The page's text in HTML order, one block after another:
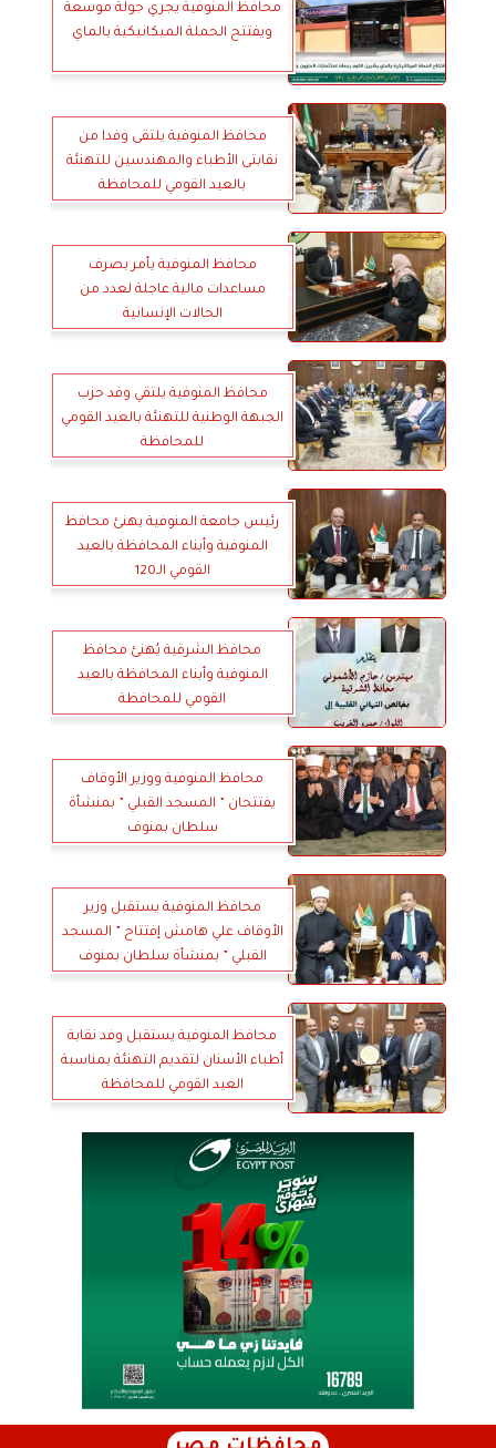
محافظ المنوفية يجري جولة موسعة
ويفتتح الحملة الميكانيكية بالماي
محافظ المنوفية يلتقى وفدا من
نقابتى الأطباء والمهندسين للتهنئة
بالعيد القومي للمحافظة
محافظ المنوفية يأمر بصرف
مساعدات مالية عاجلة لعدد من
الحالات الإنسانية
محافظ المنوفية يلتقي وفد حزب
الجبهة الوطنية للتهنئة بالعيد القومي
للمحافظة
رئيس جامعة المنوفية يهنئ محافظ
المنوفية وأبناء المحافظة بالعيد
القومي الـ120
محافظ الشرقية يُهنئ محافظ
المنوفية وأبناء المحافظة بالعيد
القومي للمحافظة
محافظ المنوفية ووزير الأوقاف
يفتتحان ” المسجد القبلي ” بمنشأة
سلطان بمنوف
محافظ المنوفية يستقبل وزير
الأوقاف علي هامش إفتتاح ” المسجد
القبلي ” بمنشأة سلطان بمنوف
محافظ المنوفية يستقبل وفد نقابة
أطباء الأسنان لتقديم التهنئة بمناسبة
العيد القومي للمحافظة